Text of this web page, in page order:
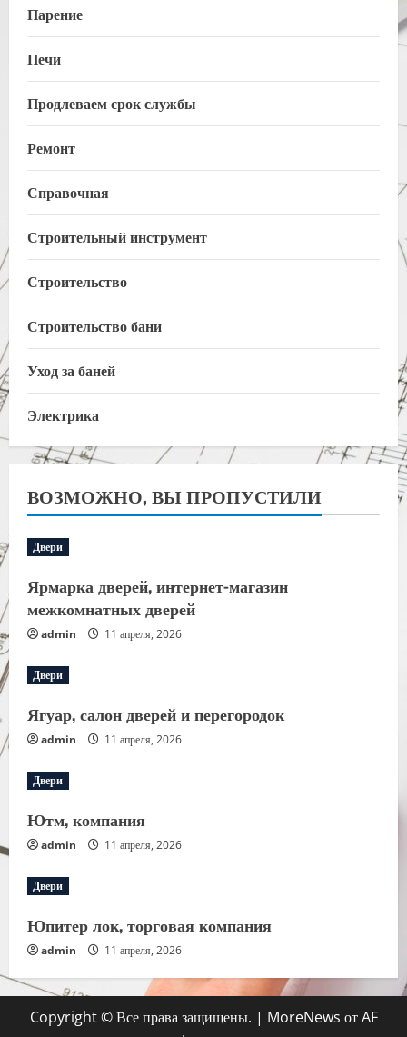
Парение
Печи
Продлеваем срок службы
Ремонт
Справочная
Строительный инструмент
Строительство
Строительство бани
Уход за баней
Электрика
ВОЗМОЖНО, ВЫ ПРОПУСТИЛИ
Двери
Ярмарка дверей, интернет-магазин
межкомнатных дверей
admin 11 апреля, 2026
Двери
Ягуар, салон дверей и перегородок
admin 11 апреля, 2026
Двери
Ютм, компания
admin 11 апреля, 2026
Двери
Юпитер лок, торговая компания
admin 11 апреля, 2026
Copyright © Все права защищены. | MoreNews от AF